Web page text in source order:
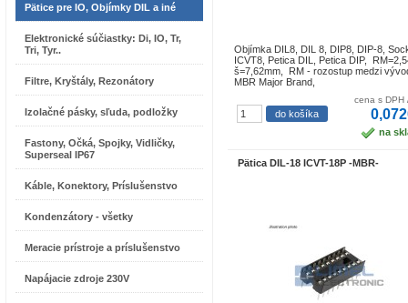
Pätice pre IO, Objímky DIL a iné
Elektronické súčiastky: Di, IO, Tr,
Tri, Tyr..
Filtre, Kryštály, Rezonátory
Izolačné pásky, sľuda, podložky
Fastony, Očká, Spojky, Vidličky,
Superseal IP67
Káble, Konektory, Príslušenstvo
Kondenzátory - všetky
Meracie prístroje a príslušenstvo
Napájacie zdroje 230V
Objímka DIL8, DIL 8, DIP8, DIP-8,
ICVT8, Petica DIL, Petica DIP,
š=7,62mm, RM - rozostup medzi
MBR Major Brand,
cena s DPH
na
Pätica DIL-18 ICVT-18P -MBR-